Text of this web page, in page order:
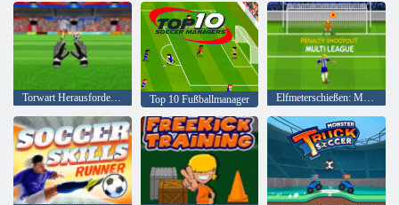
Torwart Herausforderung Top 10 Fußballmanager Elfmeterschießen: Multi League